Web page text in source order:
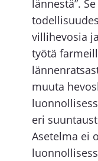
lännestä”.
villihevosia
työtä
muuta
eri
Asetelma ei